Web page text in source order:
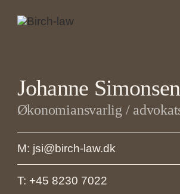
Johanne Simonsen
Økonomiansvarlig /
M: jsi@birch-law.dk
T: +45 8230 7022